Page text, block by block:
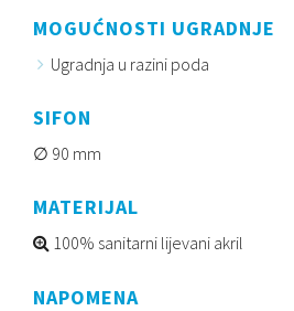
MOGUĆNOSTI UGRADNJE
Ugradnja u razini poda
SIFON
90 mm
MATERIJAL
100% sanitarni lijevani akril
NAPOMENA